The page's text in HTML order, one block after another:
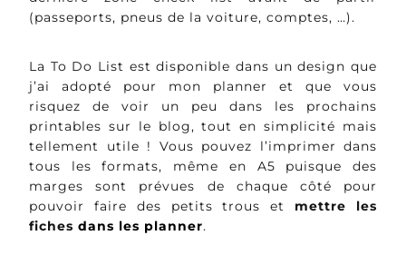
(passeports, pneus de la voiture, comptes, …).
La To Do List est disponible dans un design que
j’ai adopté pour mon planner et que vous
risquez de voir un peu dans les prochains
printables sur le blog, tout en simplicité mais
tellement utile ! Vous pouvez l’imprimer dans
tous les formats, même en A5 puisque des
marges sont prévues de chaque côté pour
pouvoir faire des petits trous et mettre les
fiches dans les planner.